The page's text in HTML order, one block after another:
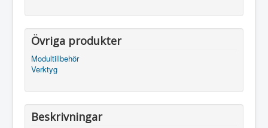
Övriga produkter
Modultillbehör
Verktyg
Beskrivningar